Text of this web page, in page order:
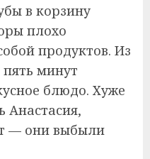
в корзину
плохо
продуктов. Из
минут
блюдо. Хуже
Анастасия,
— они выбыли